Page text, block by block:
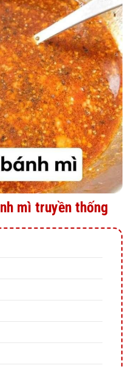
mì truyền thống